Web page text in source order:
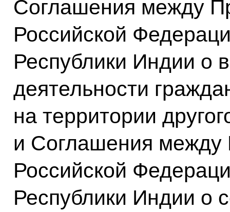
Соглашения между
Российской
Республики Индии о
деятельности
на территории
и Соглашения между
Российской
Республики Индии о